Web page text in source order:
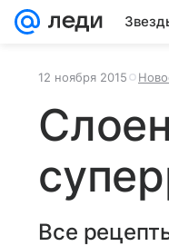
12 ноября 2015
Все